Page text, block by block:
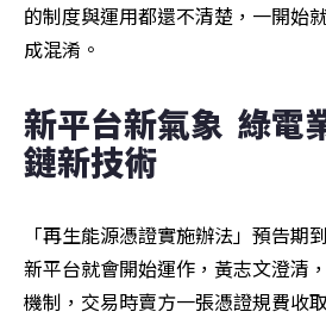
的制度與運用都還不清楚，一開始
成混淆。
新平台新氣象  綠電
鏈新技術
「再生能源憑證實施辦法」預告期
新平台就會開始運作，黃志文澄清
機制，交易時賣方一張憑證規費收